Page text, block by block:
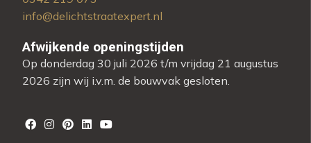
info@delichtstraatexpert.nl
Afwijkende openingstijden
Op donderdag 30 juli 2026 t/m vrijdag 21 augustus
2026 zijn wij i.v.m. de bouwvak gesloten.